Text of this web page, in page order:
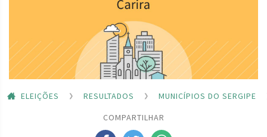
ELEIÇÕES RESULTADOS
MUNICÍPIOS DO SERGIPE
COMPARTILHAR